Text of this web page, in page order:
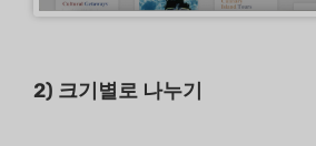
2) 크기별로 나누기